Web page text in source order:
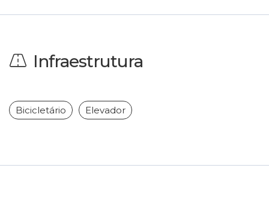
Infraestrutura
Bicicletário Elevador